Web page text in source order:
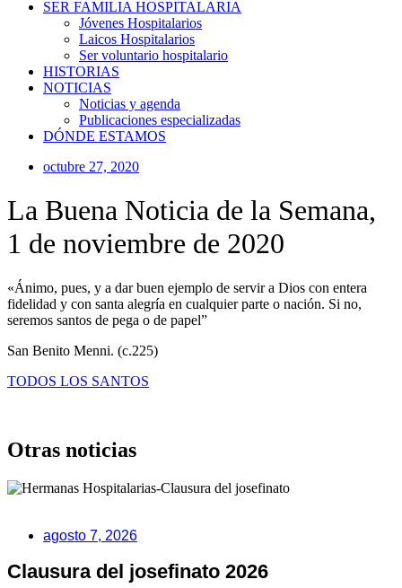
SER FAMILIA HOSPITALARIA
Jóvenes Hospitalarios
Laicos Hospitalarios
Ser voluntario hospitalario
HISTORIAS
NOTICIAS
Noticias y agenda
Publicaciones especializadas
DÓNDE ESTAMOS
octubre 27, 2020
La Buena Noticia de la Semana,
1 de noviembre de 2020
«Ánimo, pues, y a dar buen ejemplo de servir a Dios con entera
fidelidad y con santa alegría en cualquier parte o nación. Si no,
seremos santos de pega o de papel”
San Benito Menni. (c.225)
TODOS LOS SANTOS
Otras noticias
agosto 7, 2026
Clausura del josefinato 2026